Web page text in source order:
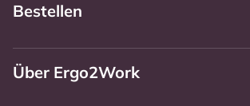
Bestellen
Über Ergo2Work